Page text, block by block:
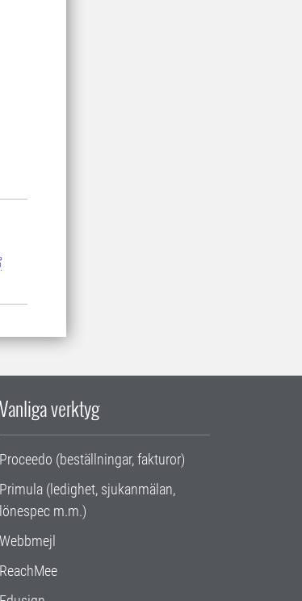
Vanliga verktyg
Proceedo (beställningar, fakturor)
Primula (ledighet, sjukanmälan,
lönespec m.m.)
Webbmejl
ReachMee